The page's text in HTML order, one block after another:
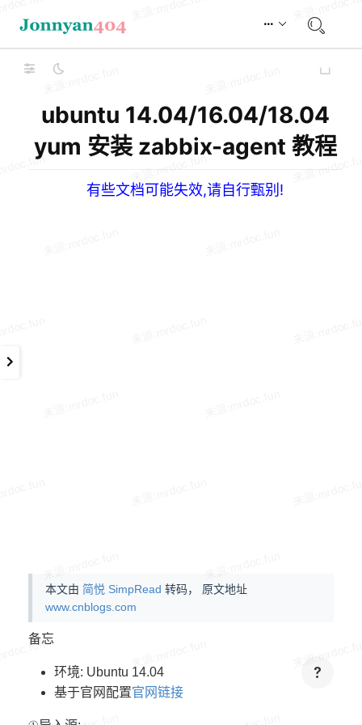
ubuntu 14.04/16.04/18.04
yum 安装 zabbix-agent 教程
有些文档可能失效,请自行甄别!
本文由 简悦 SimpRead 转码， 原文地址
www.cnblogs.com
备忘
环境: Ubuntu 14.04
基于官网配置官网链接